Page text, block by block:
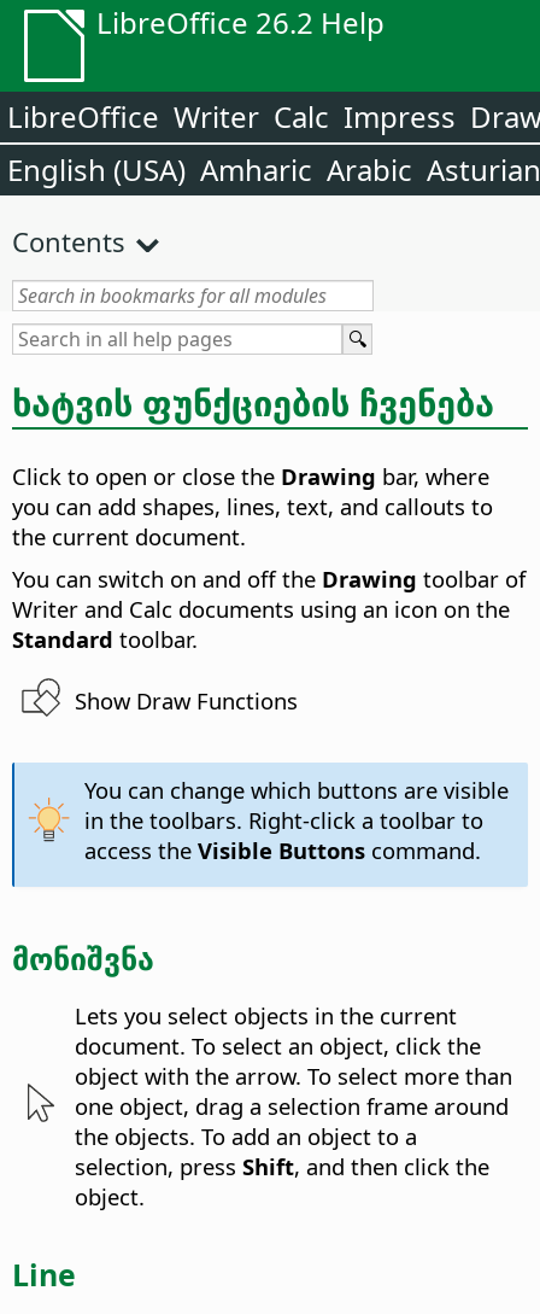
LibreOffice 26.2 Help
LibreOffice Writer Calc Impress
English (USA) Amharic Arabic Asturian
Contents
ხატვის ფუნქციების ჩვენება
Click to open or close the Drawing bar, where
you can add shapes, lines, text, and callouts to
the current document.
You can switch on and off the Drawing toolbar of
Writer and Calc documents using an icon on the
Standard toolbar.
Show Draw Functions
You can change which buttons are visible
in the toolbars. Right-click a toolbar to
access the Visible Buttonscommand.
მონიშვნა
Lets you select objects in the current
document. To select an object, click the
object with the arrow. To select more than
one object, drag a selection frame around
the objects. To add an object to a
selection, pressShift, and then click the
object.
Line